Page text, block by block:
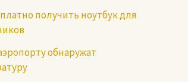
получить ноутбук для
обнаружат